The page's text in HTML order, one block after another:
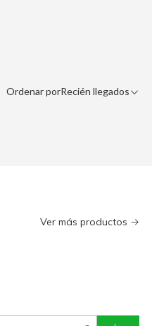
Ordenar porRecién llegados
Ver más productos